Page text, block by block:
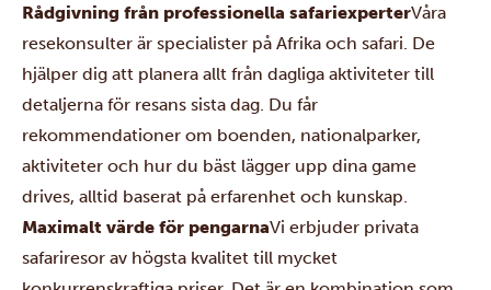
Rådgivning från professionella safariexperterVåra
resekonsulter är specialister på Afrika och safari. De
hjälper dig att planera allt från dagliga aktiviteter till
detaljerna för resans sista dag. Du får
rekommendationer om boenden, nationalparker,
aktiviteter och hur du bäst lägger upp dina game
drives, alltid baserat på erfarenhet och kunskap.
Maximalt värde för pengarnaVi erbjuder privata
safariresor av högsta kvalitet till mycket